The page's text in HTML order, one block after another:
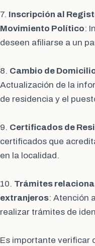
7. Inscripción al
Movimiento Político:
deseen afiliarse a un
8. Cambio de
Actualización de la
de residencia y el
9. Certificados de
certificados que
en la localidad.
10. Trámites
extranjeros: Atención
realizar trámites de
Es importante verificar